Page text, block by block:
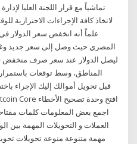
تماشياً مع قرار اللجنة العليا
لاتخاذ كافة الإجراءات الاحترازية
علماً أنه انخفض سعر الدولار
المصري حيث وصل إلى سعر جديد
ليصل الدولار عند سعر صرف منخفض
المناطق، وسط توقعات
العملات و التحويلات المهمة بين
مهمة متنوعة منوعة تحويلات